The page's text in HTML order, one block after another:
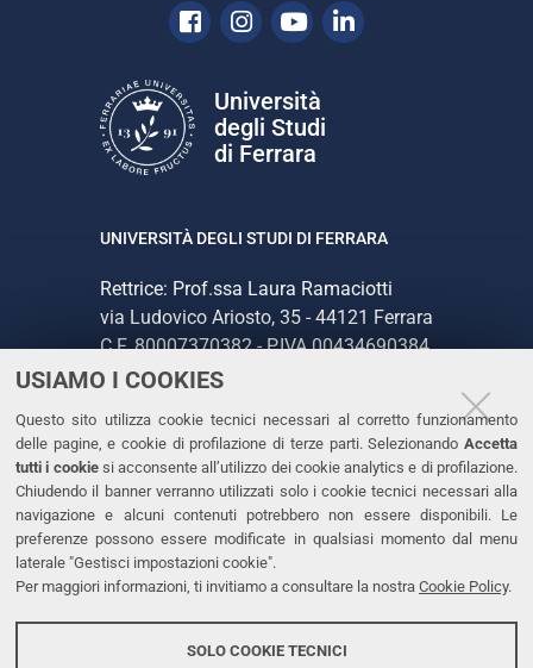
USIAMO I COOKIES
Questo sito utilizza cookie tecnici necessari al corretto funzionamento
delle pagine, e cookie di profilazione di terze parti. Selezionando Accetta
tutti i cookiesi acconsente all’utilizzo dei cookie analytics e di profilazione.
Chiudendo il banner verranno utilizzati solo i cookie tecnici necessari alla
navigazione e alcuni contenuti potrebbero non essere disponibili. Le
preferenze possono essere modificate in qualsiasi momento dal menu
laterale "Gestisci impostazioni cookie".
Per maggiori informazioni, ti invitiamo a consultare la nostra Cookie Policy.
SOLO COOKIE TECNICI
Facebook
Instagram
YoutubeLinkedin
Università
degli Studi
di Ferrara
UNIVERSITÀ DEGLI STUDI DI FERRARA
Rettrice: Prof.ssa Laura Ramaciotti
via Ludovico Ariosto, 35 - 44121 Ferrara
C.F. 80007370382 - P.IVA 00434690384
CONTATTI
Tel. +39 0532 293111
Fax. +39 0532 293031
PEC
LINKS
Accessibilità